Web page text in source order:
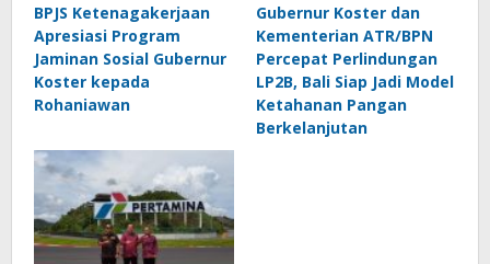
BPJS Ketenagakerjaan
Apresiasi Program
Jaminan Sosial Gubernur
Koster kepada
Rohaniawan
Gubernur Koster dan
Kementerian ATR/BPN
Percepat Perlindungan
LP2B, Bali Siap Jadi Model
Ketahanan Pangan
Berkelanjutan